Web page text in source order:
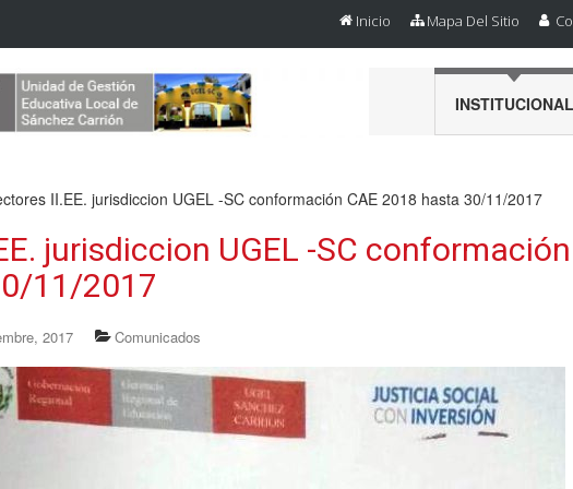
Inicio Mapa Del Sitio
INSTITUCIONAL
II.EE. jurisdiccion UGEL -SC conformación CAE 2018 hasta 30/11/2017
jurisdiccion UGEL -SC
11/2017
2017 Comunicados